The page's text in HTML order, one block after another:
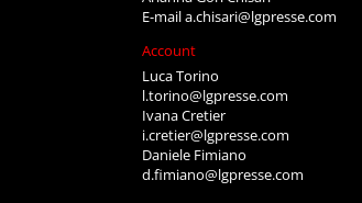
E-maila.chisari@lgpresse.com
Account
Luca Torino
l.torino@lgpresse.com
Ivana Cretier
i.cretier@lgpresse.com
Daniele Fimiano
d.fimiano@lgpresse.com